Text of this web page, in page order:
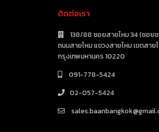
ติดต่อเรา
138/88 ซอยสายไหม 34 (ซอย
ถนนสายไหม แขวงสายไหม เขตสาย
กรุงเทพมหานคร 10220
091-778-5424
02-057-5424